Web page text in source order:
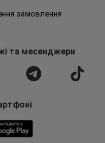
замовлення
та месенджери